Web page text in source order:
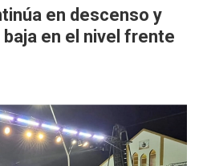
en descenso y
en el nivel frente